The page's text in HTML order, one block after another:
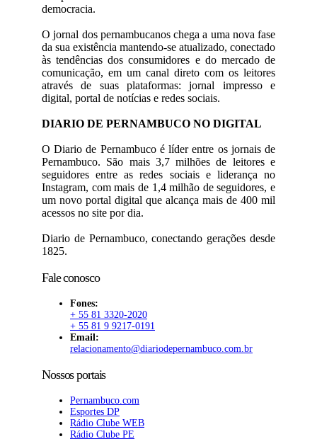
democracia.
O jornal dos pernambucanos chega a uma nova fase
da sua existência mantendo-se atualizado, conectado
às tendências dos consumidores e do mercado de
comunicação, em um canal direto com os leitores
através de suas plataformas: jornal impresso e
digital, portal de notícias e redes sociais.
DIARIO DE PERNAMBUCO NO DIGITAL
O Diario de Pernambuco é líder entre os jornais de
Pernambuco. São mais 3,7 milhões de leitores e
seguidores entre as redes sociais e liderança no
Instagram, com mais de 1,4 milhão de seguidores, e
um novo portal digital que alcança mais de 400 mil
acessos no site por dia.
Diario de Pernambuco, conectando gerações desde
1825.
Fale conosco
Fones:
+ 55 81 3320-2020
+ 55 81 9 9217-0191
Email:
relacionamento@diariodepernambuco.com.br
Nossos portais
Pernambuco.com
Esportes DP
Rádio Clube WEB
Rádio Clube PE